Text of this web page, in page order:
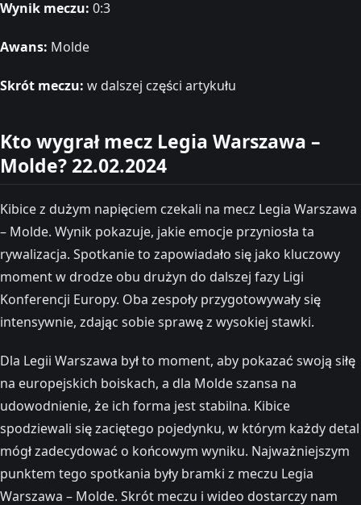
Wynik meczu: 0:3
Awans: Molde
Skrót meczu: w dalszej części artykułu
Kto wygrał mecz Legia Warszawa –
Molde? 22.02.2024
Kibice z dużym napięciem czekali na mecz Legia Warszawa
– Molde. Wynik pokazuje, jakie emocje przyniosła ta
rywalizacja. Spotkanie to zapowiadało się jako kluczowy
moment w drodze obu drużyn do dalszej fazy Ligi
Konferencji Europy. Oba zespoły przygotowywały się
intensywnie, zdając sobie sprawę z wysokiej stawki.
Dla Legii Warszawa był to moment, aby pokazać swoją siłę
na europejskich boiskach, a dla Molde szansa na
udowodnienie, że ich forma jest stabilna. Kibice
spodziewali się zaciętego pojedynku, w którym każdy detal
mógł zadecydować o końcowym wyniku. Najważniejszym
punktem tego spotkania były bramki z meczu Legia
Warszawa – Molde. Skrót meczu i wideo dostarczy nam